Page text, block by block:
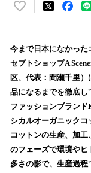
い
！
数
を
読
み
込
み
中
で
す
今まで日本になかっ
セプトショップA
区、代表：間瀬千里
品になるまでを徹底
ファッションブラン
シカルオーガニックコ
コットンの生産、加
のフェーズで環境や
多さの影で、生産過